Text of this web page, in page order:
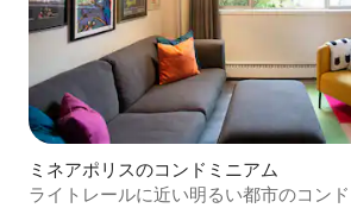
ミネアポリスのコンドミニアム
ライトレールに近い明るい都市のコン